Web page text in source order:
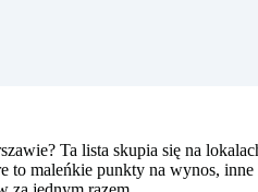
Ta lista skupia się na
maleńkie punkty na wynos, inne